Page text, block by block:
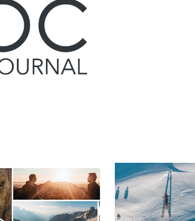
Setam Val
Thorens /
2023, 22